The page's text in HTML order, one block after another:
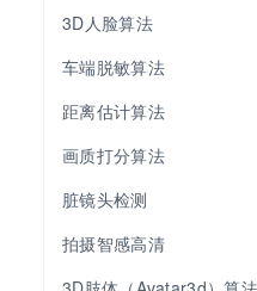
3D人脸算法
车端脱敏算法
距离估计算法
画质打分算法
脏镜头检测
拍摄智感高清